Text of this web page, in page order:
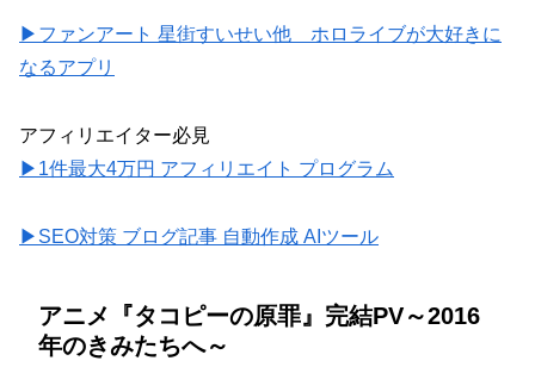
▶ファンアート 星街すいせい他 ホロライブが大好きに
なるアプリ
アフィリエイター必見
▶1件最大4万円 アフィリエイト プログラム
▶SEO対策 ブログ記事 自動作成 AIツール
アニメ『タコピーの原罪』完結PV～2016
年のきみたちへ～